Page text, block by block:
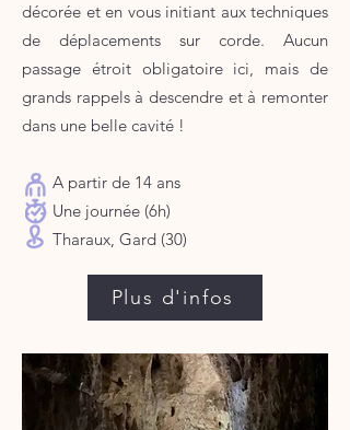
décorée et en vous initiant aux techniques
de déplacements sur corde. Aucun
passage étroit obligatoire ici, mais de
grands rappels à descendre et à remonter
dans une belle cavité !
A partir de 14 ans
Une journée (6h)
Tharaux, Gard (30)​​​​​​​
Plus d'infos